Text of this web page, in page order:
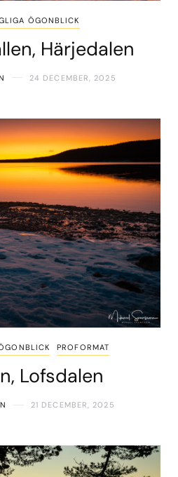
ÖGONBLICK
Härjedalen
24 DECEMBER, 2025
PROFORMAT
Lofsdalen
21 DECEMBER, 2025